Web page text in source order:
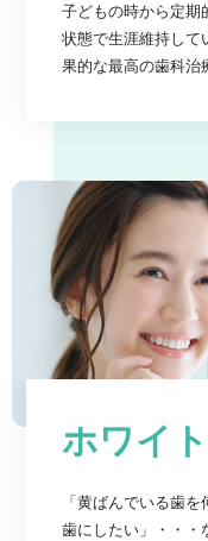
子どもの時から定期
状態で生涯維持して
果的な最高の歯科治
ホワイ
「黄ばんでいる歯
歯にしたい」・・・